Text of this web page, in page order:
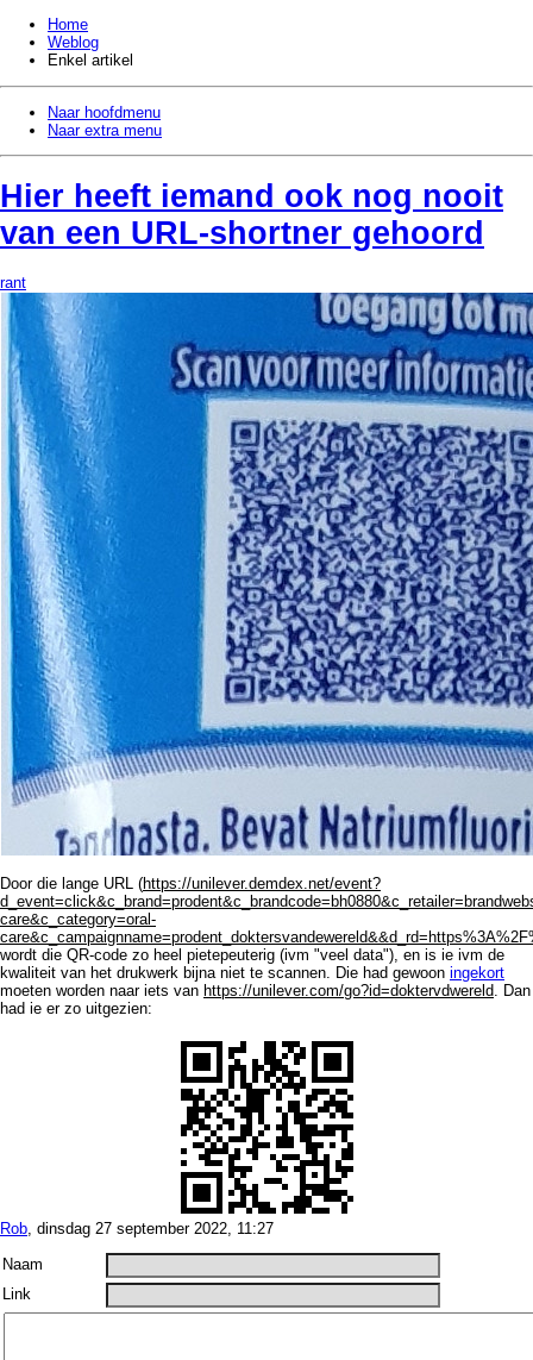
Home
Weblog
Enkel artikel
Naar hoofdmenu
Naar extra menu
Hier heeft iemand ook nog nooit
van een URL-shortner gehoord
rant
Door die lange URL (https://unilever.demdex.net/event?
care&c_category=oral-
wordt die QR-code zo heel pietepeuterig (ivm "veel data"), en is ie ivm de
kwaliteit van het drukwerk bijna niet te scannen. Die had gewoon ingekort
moeten worden naar iets van https://unilever.com/go?id=doktervdwereld. Dan
had ie er zo uitgezien:
Rob, dinsdag 27 september 2022, 11:27
Naam
Link